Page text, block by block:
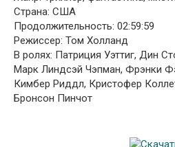
Страна: США
Продолжительность: 02:59:59
Режиссер: Том Холланд
В ролях: Патриция Уэттиг, Дин
Марк Линдсэй Чэпман, Фрэнки
Кимбер Риддл, Кристофер
Бронсон Пинчот